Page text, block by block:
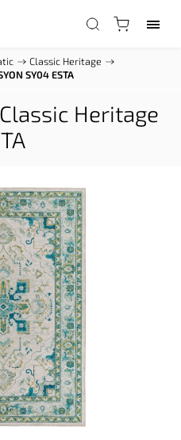
/ Classic Heritage /
SY04 ESTA
Heritage